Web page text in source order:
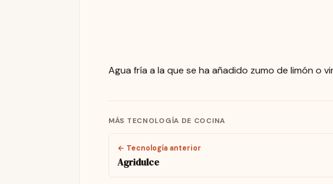
Agua fría a la que se ha añadido zumo de limón o
MÁS TECNOLOGÍA DE COCINA
← Tecnología anterior
Agridulce